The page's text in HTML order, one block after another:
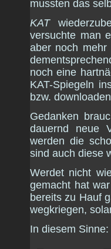
mussten das
KAT
versuchte man
aber noch mehr
noch eine
KAT-Spiegeln
bzw.
Gedanken
dauernd neue
werden die
sind auch diese
Werdet nicht
gemacht hat
bereits zu Hauf
wegkriegen,
In diesem